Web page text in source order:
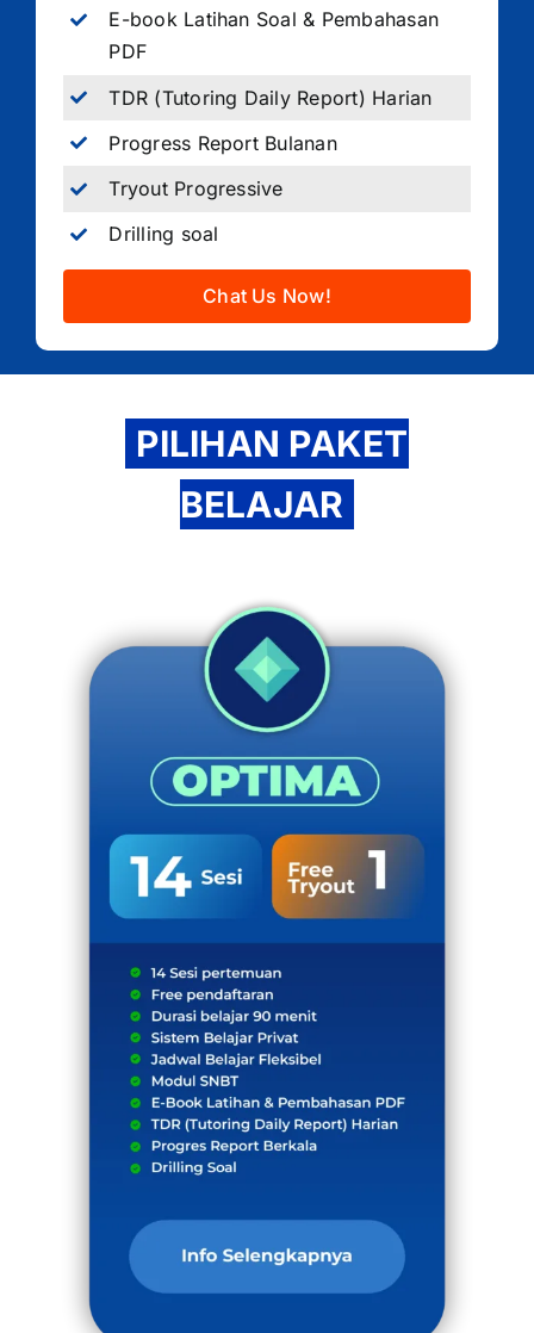
E-book Latihan Soal & Pembahasan
PDF
TDR (Tutoring Daily Report) Harian
Progress Report Bulanan
Tryout Progressive
Drilling soal
Chat Us Now!
PILIHAN PAKET
BELAJAR